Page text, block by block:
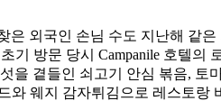
은 외국인 손님 수도 지난해 같
방문 당시 Campanile 호텔의
을 곁들인 쇠고기 안심 볶음, 토
웨지 감자튀김으로 레스토랑